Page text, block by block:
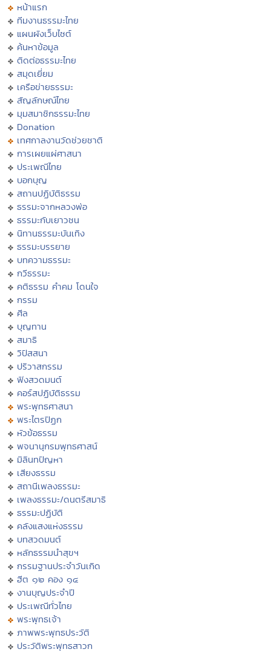
หน้าแรก
ทีมงานธรรมะไทย
แผนผังเว็บไซต์
ค้นหาข้อมูล
ติดต่อธรรมะไทย
สมุดเยี่ยม
เครือข่ายธรรมะ
สัญลักษณ์ไทย
มุมสมาชิกธรรมะไทย
Donation
เทศกาลงานวัดช่วยชาติ
การเผยแผ่ศาสนา
ประเพณีไทย
บอกบุญ
สถานปฏิบัติธรรม
ธรรมะจากหลวงพ่อ
ธรรมะกับเยาวชน
นิทานธรรมะบันเทิง
ธรรมะบรรยาย
บทความธรรมะ
กวีธรรมะ
คติธรรม คำคม โดนใจ
กรรม
ศีล
บุญทาน
สมาธิ
วิปัสสนา
ปริวาสกรรม
ฟังสวดมนต์
คอร์สปฏิบัติธรรม
พระพุทธศาสนา
พระไตรปิฏก
หัวข้อธรรม
พจนานุกรมพุทธศาสน์
มิลินทปัญหา
เสียงธรรม
สถานีเพลงธรรมะ
เพลงธรรมะ/ดนตรีสมาธิ
ธรรมะปฏิบัติ
คลังแสงแห่งธรรม
บทสวดมนต์
หลักธรรมนำสุขฯ
กรรมฐานประจำวันเกิด
ฮีต ๑๒ คอง ๑๔
งานบุญประจำปี
ประเพณีทั่วไทย
พระพุทธเจ้า
ภาพพระพุทธประวัติ
ประวัติพระพุทธสาวก